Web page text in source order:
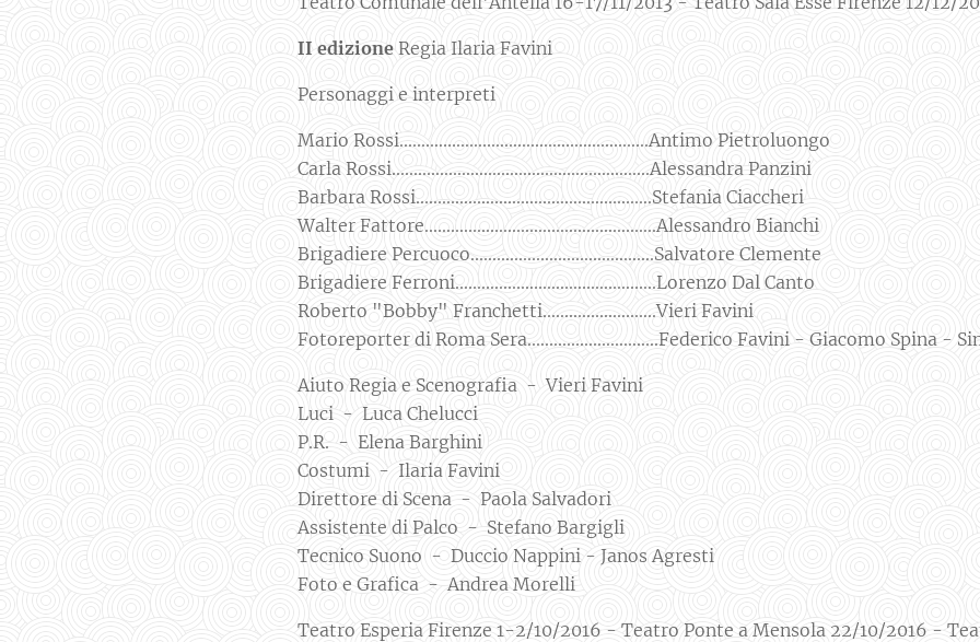
II edizione Regia Ilaria Favini
Personaggi e interpreti
Mario Rossi.........................................................Antimo Pietroluongo
Carla Rossi...........................................................Alessandra Panzini
Barbara Rossi......................................................Stefania Ciaccheri
Walter Fattore.....................................................Alessandro Bianchi
Brigadiere Percuoco..........................................Salvatore Clemente
Brigadiere Ferroni..............................................Lorenzo Dal Canto
Roberto "Bobby" Franchetti..........................Vieri Favini
Fotoreporter di Roma Sera..............................Federico Favini - Giacomo Spina -
Aiuto Regia e Scenografia - Vieri Favini
Luci - Luca Chelucci
P.R. - Elena Barghini
Costumi - Ilaria Favini
Direttore di Scena - Paola Salvadori
Assistente di Palco - Stefano Bargigli
Tecnico Suono - Duccio Nappini - Janos Agresti
Foto e Grafica - Andrea Morelli
Teatro Esperia Firenze 1-2/10/2016 - Teatro Ponte a Mensola 22/10/2016 -